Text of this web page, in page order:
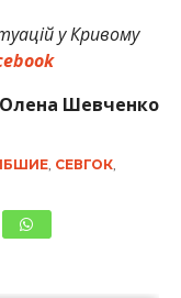
у Кривому
Олена Шевченко
, СЕВГОК,